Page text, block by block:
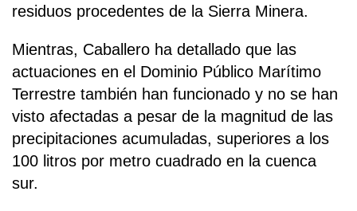
residuos procedentes de la Sierra Minera.
Mientras, Caballero ha detallado que las
actuaciones en el Dominio Público Marítimo
Terrestre también han funcionado y no se han
visto afectadas a pesar de la magnitud de las
precipitaciones acumuladas, superiores a los
100 litros por metro cuadrado en la cuenca
sur.